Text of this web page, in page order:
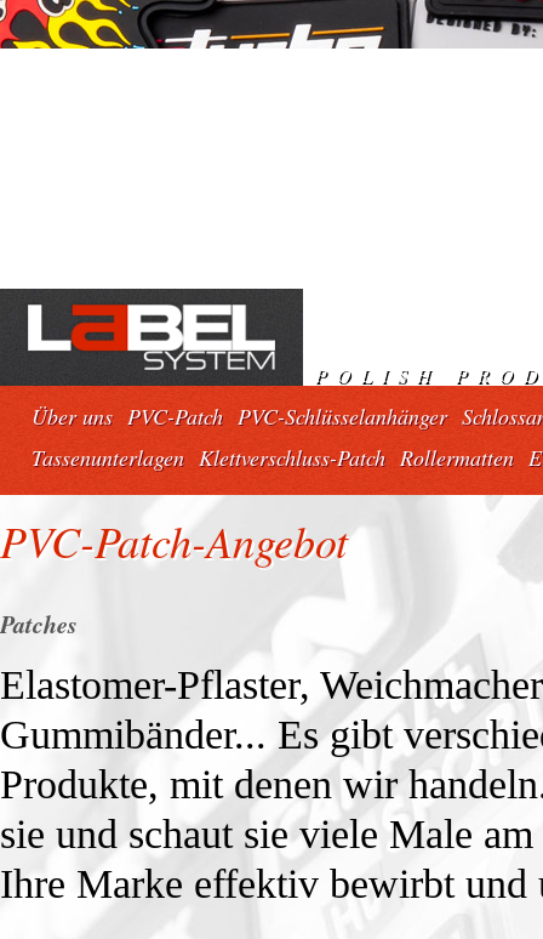
POLISH
Über uns PVC-Patch PVC-Schlüsselanhänger
Tassenunterlagen Klettverschluss-Patch Rollermatten
PVC-Patch-Angebot
Patches
Elastomer-Pflaster,
Gummibänder... Es gibt
Produkte, mit denen wir
sie und schaut sie viele Male
Ihre Marke effektiv bewirbt und